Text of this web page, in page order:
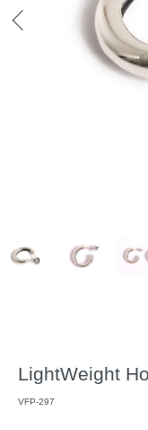
LightWeight
VFP-297